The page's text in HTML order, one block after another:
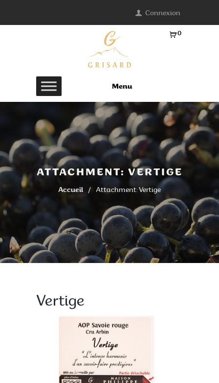
Connexion
Menu
0
0
ATTACHMENT: VERTIGE
Accueil Attachment: Vertige
Vertige